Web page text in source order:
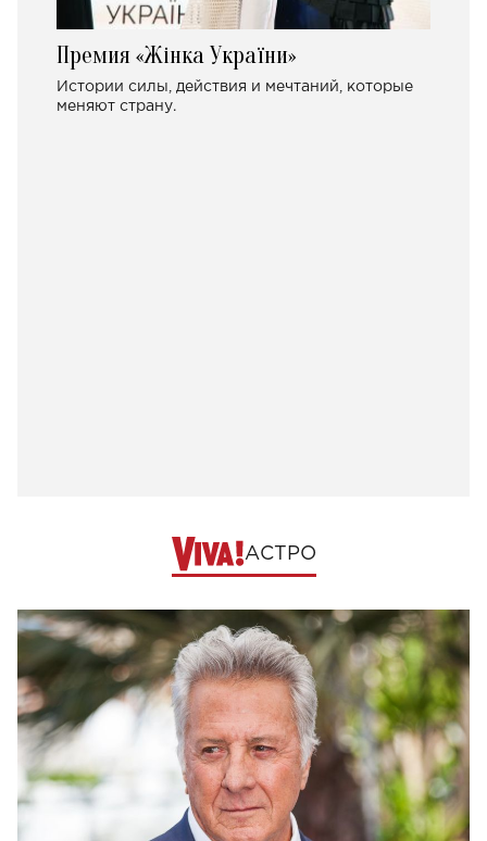
Премия «Жінка України»
Истории силы, действия и мечтаний, которые
меняют страну.
АСТРО